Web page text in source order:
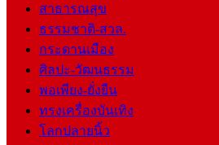
สาธารณสุข
ธรรมชาติ-สวล.
กระดานเมือง
ศิลปะ-วัฒนธรรม
พอเพียง-ยั่งยืน
ทรงเครื่องบันเทิง
โลกปลายนิ้ว